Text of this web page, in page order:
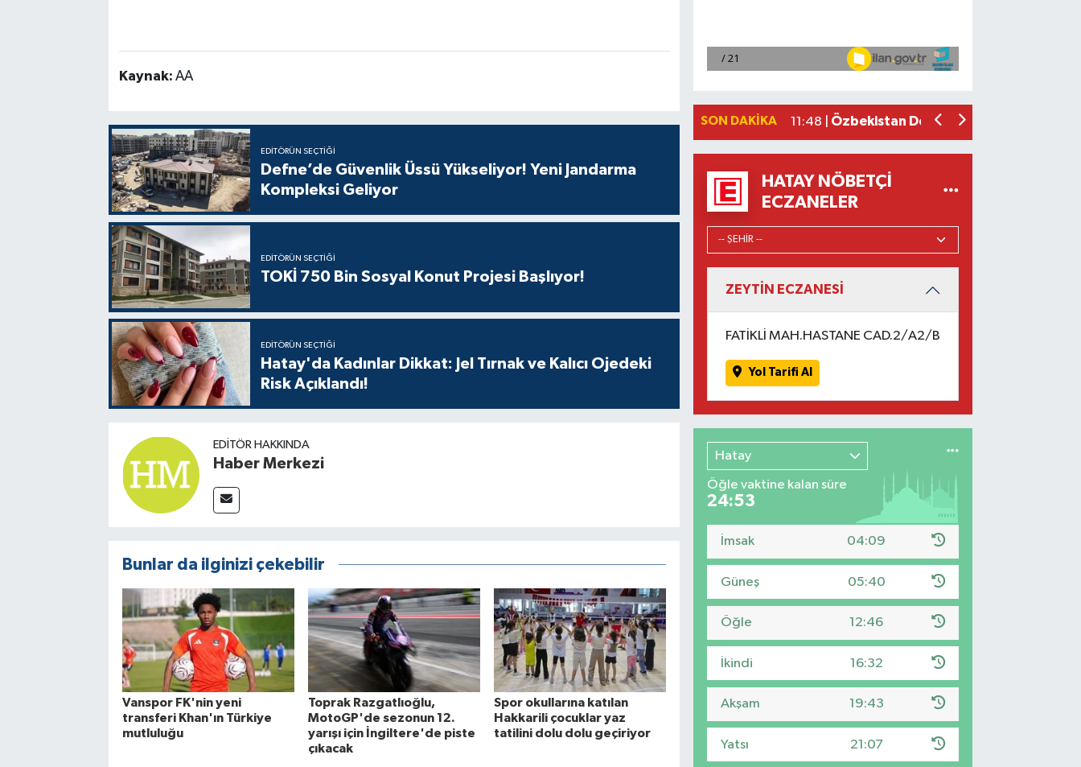
Kaynak: AA
EDITÖRÜN SEÇTIĞI
Defne’de Güvenlik Üssü Yükseliyor! Yeni Jandarma
Kompleksi Geliyor
EDITÖRÜN SEÇTIĞI
TOKİ 750 Bin Sosyal Konut Projesi Başlıyor!
EDITÖRÜN SEÇTIĞI
Hatay'da Kadınlar Dikkat: Jel Tırnak ve Kalıcı Ojedeki
Risk Açıklandı!
EDITÖR HAKKINDA
Haber Merkezi
Bunlar da ilginizi çekebilir
Vanspor FK'nin yeni
transferi Khan'ın Türkiye
mutluluğu
Toprak Razgatlıoğlu,
MotoGP'de sezonun 12.
yarışı için İngiltere'de piste
çıkacak
Spor okullarına katılan
Hakkarili çocuklar yaz
tatilini dolu dolu geçiriyor
SON DAKIKA
Toprak Razgatlıoğlu, MotoGP'de
11:48 | Özbekistan Devlet Tarih Müzesi
HATAY NÖBETÇI
ECZANELER
ZEYTİN ECZANESİ
FATİKLİ MAH.HASTANE CAD.2/A2/B
Yol Tarifi Al
Hatay
Öğle vaktine kalan süre
24:52
İmsak 04:09
Güneş 05:40
Öğle 12:46
İkindi 16:32
Akşam 19:43
Yatsı 21:07